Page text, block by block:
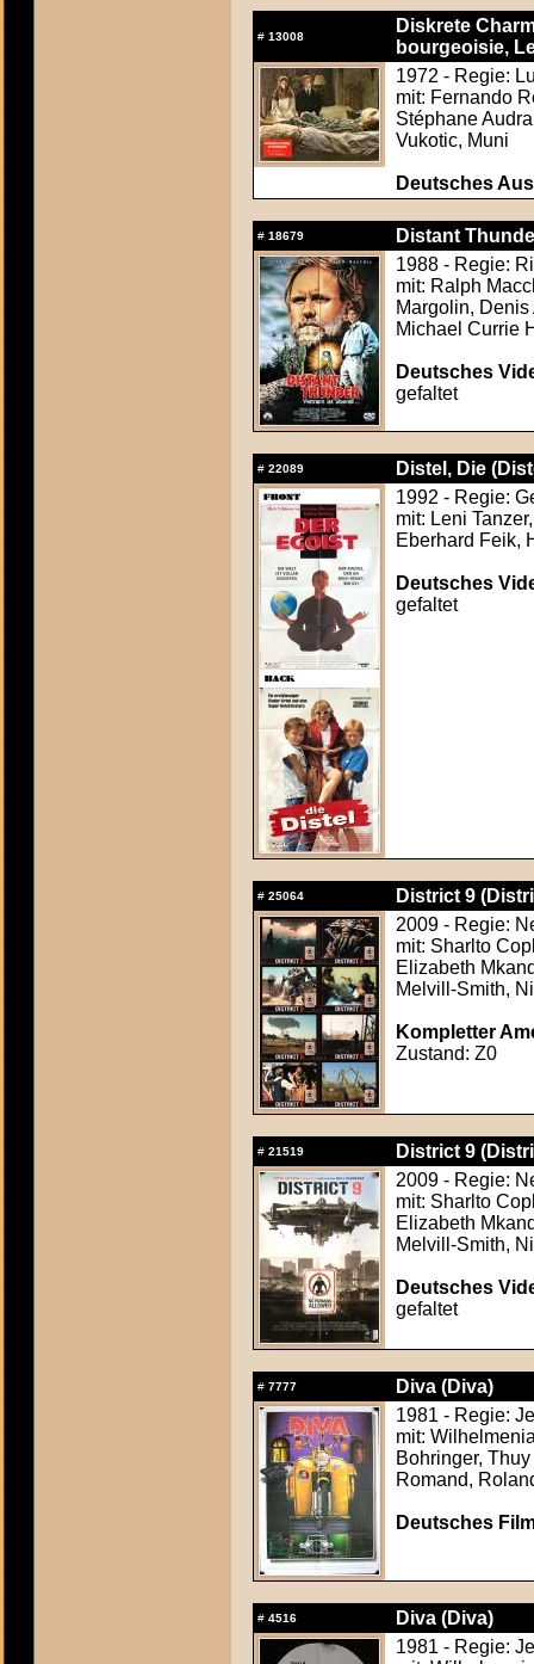
# 13008
Diskrete
bourgeoisie,
1972 - Regie:
mit: Fernando
Stéphane
Vukotic, Muni
Deutsches
# 18679
Distant
1988 - Regie:
mit: Ralph
Margolin,
Michael Currie
Deutsches
gefaltet
# 22089
Distel, Die
1992 - Regie:
mit: Leni
Eberhard Feik,
Deutsches
gefaltet
# 25064
District 9
2009 - Regie:
mit: Sharlto
Elizabeth
Melvill-Smith,
Kompletter
Zustand: Z0
# 21519
District 9
2009 - Regie:
mit: Sharlto
Elizabeth
Melvill-Smith,
Deutsches
gefaltet
# 7777
Diva (Diva)
1981 - Regie:
mit:
Bohringer,
Romand,
Deutsches
# 4516
Diva (Diva)
1981 - Regie: